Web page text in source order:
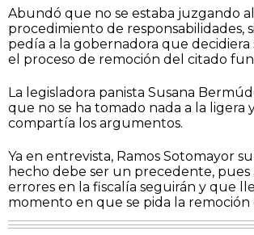
Abundó que no se estaba juzgando
procedimiento de responsabilidades,
pedía a la gobernadora que decidiera
el proceso de remoción del citado
La legisladora panista Susana
que no se ha tomado nada a la ligera
compartía los argumentos.
Ya en entrevista, Ramos Sotomayor
hecho debe ser un precedente,
errores en la fiscalía seguirán y que
momento en que se pida la remoción